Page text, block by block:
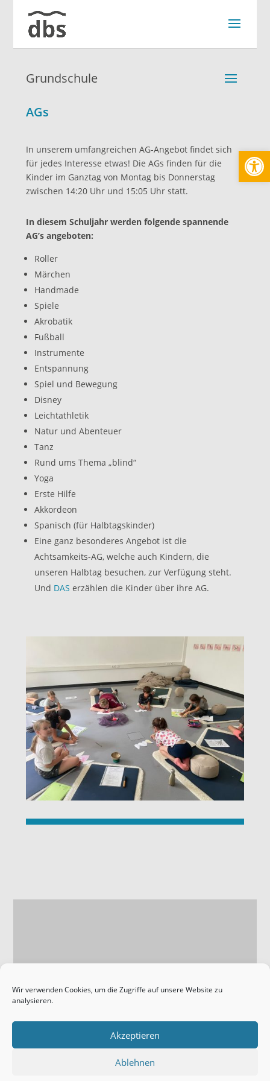
Wir verwenden Cookies, um die Zugriffe auf unsere Website zu
analysieren.
Akzeptieren
Ablehnen
Grundschule
AGs
In unserem umfangreichen AG-Angebot findet sich
für jedes Interesse etwas! Die AGs finden für die
Kinder im Ganztag von Montag bis Donnerstag
zwischen 14:20 Uhr und 15:05 Uhr statt.
In diesem Schuljahr werden folgende spannende
AG’s angeboten:
Roller
Märchen
Handmade
Spiele
Akrobatik
Fußball
Instrumente
Entspannung
Spiel und Bewegung
Disney
Leichtathletik
Natur und Abenteuer
Tanz
Rund ums Thema „blind“
Yoga
Erste Hilfe
Akkordeon
Spanisch (für Halbtagskinder)
Eine ganz besonderes Angebot ist die
Achtsamkeits-AG, welche auch Kindern, die
unseren Halbtag besuchen, zur Verfügung steht.
Und DAS erzählen die Kinder über ihre AG.
Datenschutz